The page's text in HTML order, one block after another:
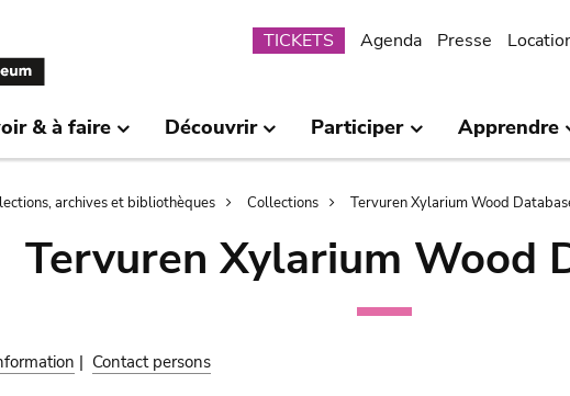
Submenu
TICKETS Agenda Presse
& à faire Découvrir Participer Apprendre
archives et bibliothèques Collections Tervuren Xylarium Wood
Tervuren Xylarium Wood
| Contact persons